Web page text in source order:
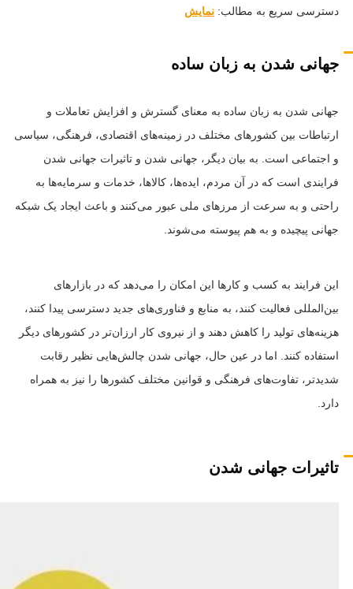
دسترسی سریع به مطالب: نمایش
جهانی شدن به زبان ساده
جهانی شدن به زبان ساده به معنای گسترش و افزایش تعاملات و
ارتباطات بین کشورهای مختلف در زمینه‌های اقتصادی، فرهنگی، سیاسی
و اجتماعی است. به بیان دیگر، جهانی شدن و تاثیرات جهانی شدن
فرایندی است که در آن مردم، ایده‌ها، کالاها، خدمات و سرمایه‌ها به
راحتی و به سرعت از مرزهای ملی عبور می‌کنند و باعث ایجاد یک شبکه
جهانی پیچیده و به هم پیوسته می‌شوند.
این فرایند به کسب و کارها این امکان را می‌دهد که در بازارهای
بین‌المللی فعالیت کنند، به منابع و فناوری‌های جدید دسترسی پیدا کنند،
هزینه‌های تولید را کاهش دهند و از نیروی کار ارزان‌تر در کشورهای دیگر
استفاده کنند. اما در عین حال، جهانی شدن چالش‌هایی نظیر رقابت
شدیدتر، تفاوت‌های فرهنگی و قوانین مختلف کشورها را نیز به همراه
دارد.
تاثیرات جهانی شدن